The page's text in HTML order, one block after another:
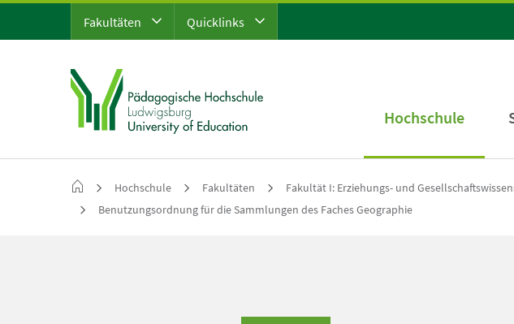
Fakultäten Quicklinks
Hochschule
Hochschule Fakultäten Fakultät I: Erziehungs- und
Benutzungsordnung für die Sammlungen des Faches Geographie